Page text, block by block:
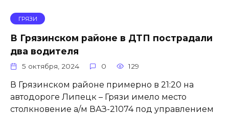
ГРЯЗИ
В Грязинском районе в ДТП пострадали
два водителя
5 октября, 2024 0 129
В Грязинском районе примерно в 21:20 на
автодороге Липецк – Грязи имело место
столкновение а/м ВАЗ-21074 под управлением